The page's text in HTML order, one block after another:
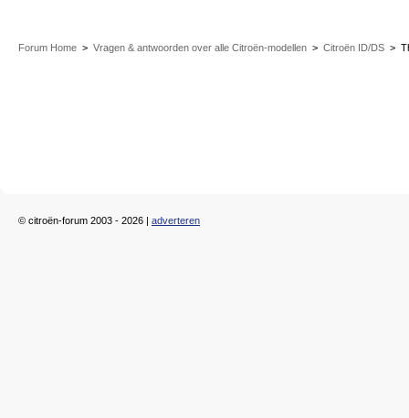
Forum Home > Vragen & antwoorden over alle Citroën-modellen > Citroën ID/DS >
© citroën-forum 2003 - 2026 | adverteren